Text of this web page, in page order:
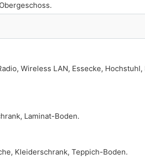
Wireless LAN, Essecke,
Laminat-Boden.
Kleiderschrank, Teppich-Boden.